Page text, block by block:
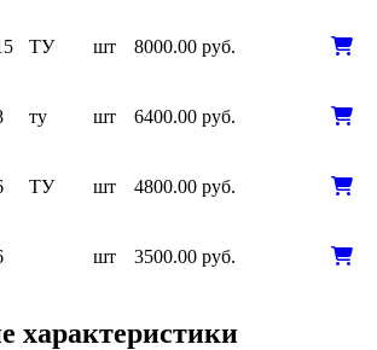
ТУ шт 8000.00 руб.
ту шт 6400.00 руб.
ТУ шт 4800.00 руб.
шт 3500.00 руб.
характеристики